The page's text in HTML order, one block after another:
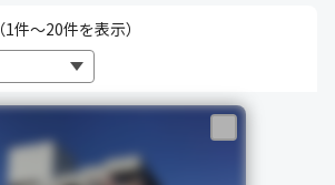
（1件～20件を表示）